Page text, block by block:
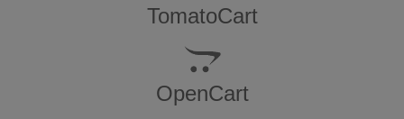
TomatoCart
OpenCart